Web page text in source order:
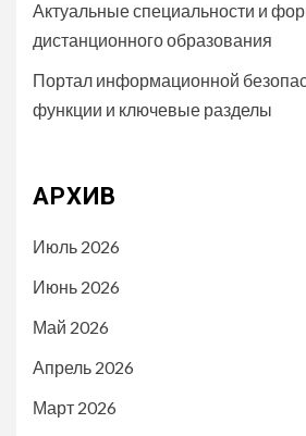
Актуальные специальности и
дистанционного образования
Портал информационной
функции и ключевые разделы
АРХИВ
Июль 2026
Июнь 2026
Май 2026
Апрель 2026
Март 2026